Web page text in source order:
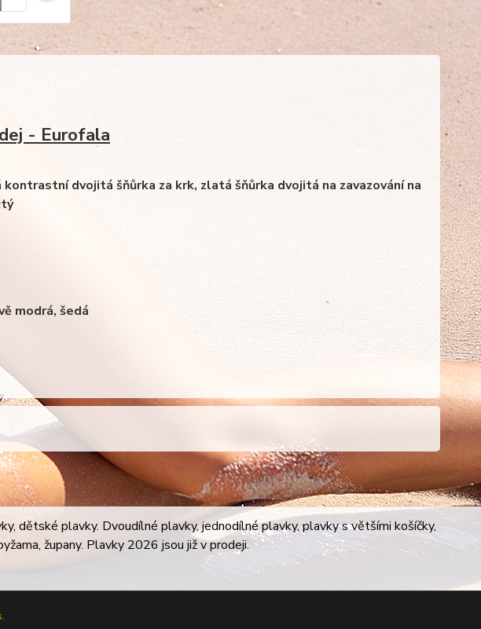
- Eurofala
dvojitá šňůrka za krk, zlatá šňůrka dvojitá na zavazování na
modrá, šedá
dětské plavky. Dvoudílné plavky, jednodílné plavky, plavky s většími košíčky,
župany. Plavky 2026 jsou již v prodeji.